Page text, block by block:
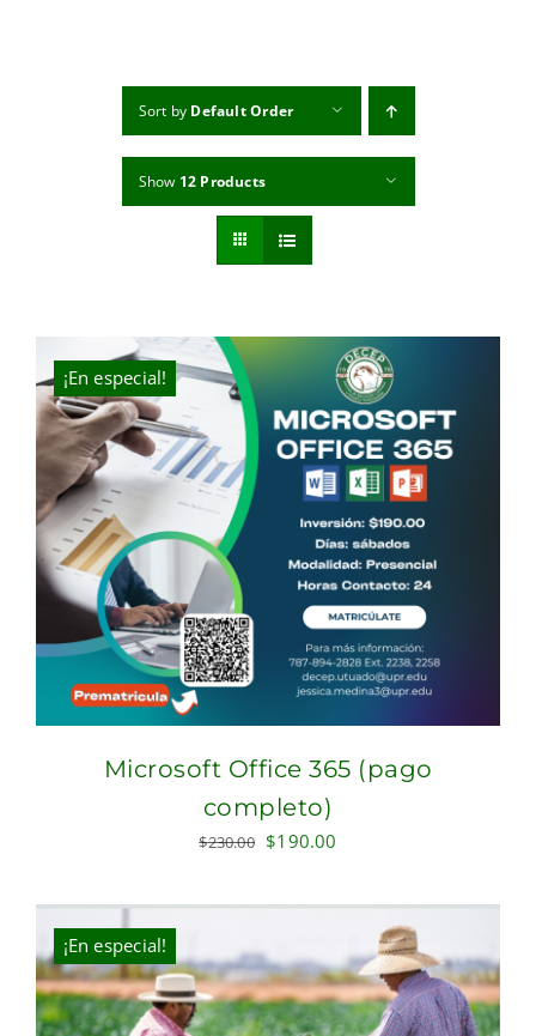
Sort by Default Order
Show 12 Products
¡En especial!
Microsoft Office 365 (pago
completo)
$230.00 Original
was:
$190.00
is:
$190.00.
¡En especial!